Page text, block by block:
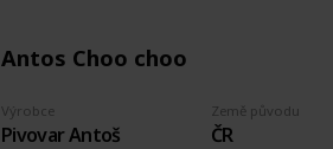
Antos Choo choo
Výrobce
Pivovar Antoš
Země původu
ČR